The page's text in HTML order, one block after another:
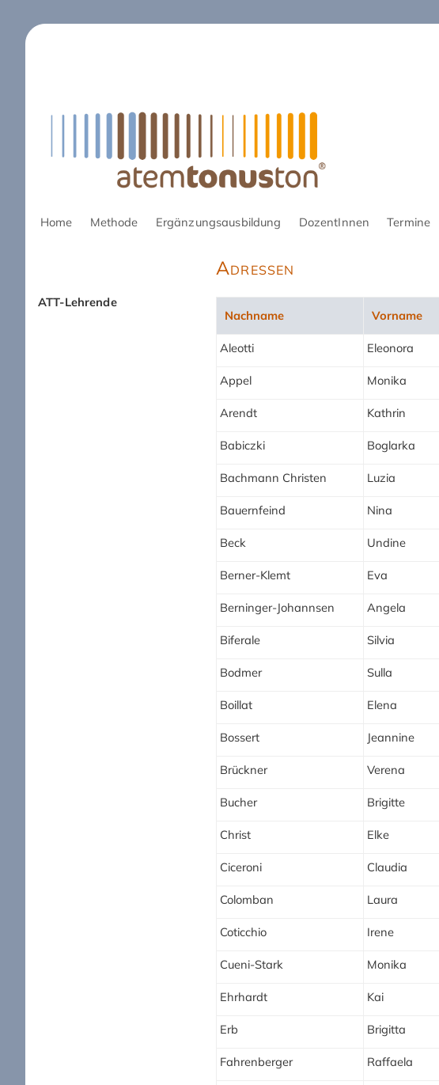
Navigation
Home Methode Ergänzungsausbildung DozentInnen Termine
Adressen
Nachname Vorname
Aleotti Eleonora
Appel Monika
Arendt Kathrin
Babiczki Boglarka
Bachmann Christen Luzia
Bauernfeind Nina
Beck Undine
Berner-Klemt Eva
Berninger-Johannsen Angela
Biferale Silvia
Bodmer Sulla
Boillat Elena
Bossert Jeannine
Brückner Verena
Bucher Brigitte
Christ Elke
Ciceroni Claudia
Colomban Laura
Coticchio Irene
Cueni-Stark Monika
Ehrhardt Kai
Erb Brigitta
Fahrenberger Raffaela
Navigation
ATT-Lehrende